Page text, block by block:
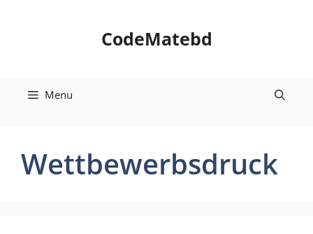
CodeMatebd
Menu
Wettbewerbsdruck